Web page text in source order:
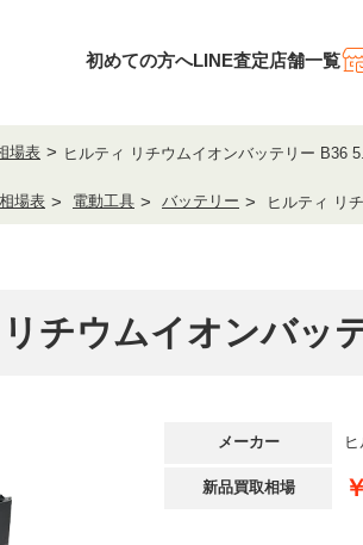
初めての方へLINE査定店舗一覧
場表 ヒルティ リチウムイオンバッテリー B36
場表 電動工具 バッテリー ヒルティ リ
チウムイオンバッ
メーカー
新品買取相場